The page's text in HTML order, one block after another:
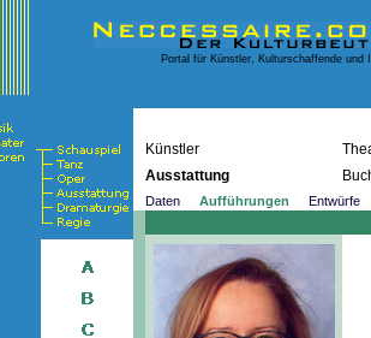
Portal für Künstler, Kulturschaffende und
Künstler
Ausstattung
Daten Aufführungen Entwürfe